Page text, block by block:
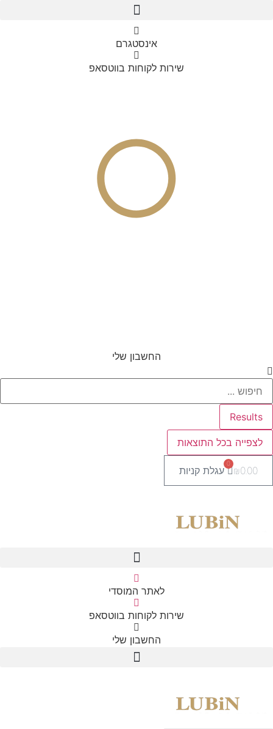
אינסטגרם
שירות לקוחות בווטסאפ
החשבון שלי
Search
...
Results
לצפייה בכל התוצאות
₪0.00
0
עגלת קניות
לאתר המוסדי
שירות לקוחות בווטסאפ
החשבון שלי